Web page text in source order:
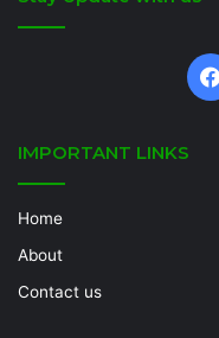
IMPORTANT LINKS
Home
About
Contact us